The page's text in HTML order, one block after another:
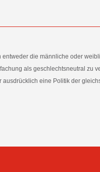
die männliche oder
als geschlechtsneutral zu
eine Politik der